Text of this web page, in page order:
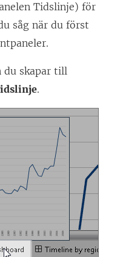
Tidslinje) för
såg när du först
du skapar till
.